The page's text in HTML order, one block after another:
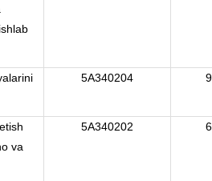
5A340204 9
va
5A340202 6